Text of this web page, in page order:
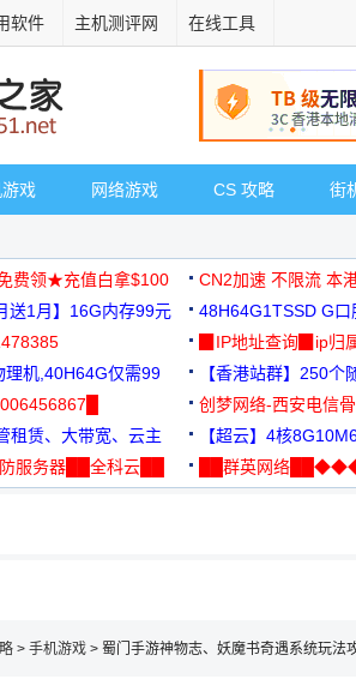
软件 主机测评网 在线工具
戏 网络游戏 CS 攻略 街
费领★充值白拿$100 CN2加速 不限流 本
送1月】16G内存99元
48H64G1TSSD G
3000+可免费测试
▉IP地址查询▉ip归
理机,40H64G仅需99
【香港站群】250
创梦网络-西安电信
88元/月
租赁、大带宽、云主
【超云】4核
服务器██全科云██
██群英网络
择
选择
> 手机游戏 > 蜀门手游神物志、妖魔书奇遇系统玩法